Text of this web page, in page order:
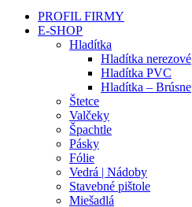
PROFIL FIRMY
E-SHOP
Hladítka
Hladítka nerezové
Hladítka PVC
Hladítka – Brúsne
Štetce
Valčeky
Špachtle
Pásky
Fólie
Vedrá | Nádoby
Stavebné pištole
Miešadlá